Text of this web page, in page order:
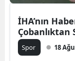
İHA’nın
Çobanlıktan
Spor 18